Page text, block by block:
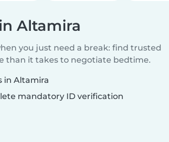
Altamira
you just need a break: find trusted
than it takes to negotiate bedtime.
in Altamira
mandatory ID verification